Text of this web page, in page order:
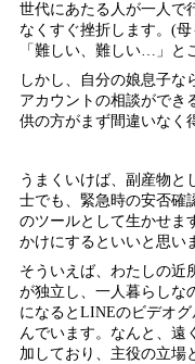
世代にあたる人が一人で
なくすぐ挫折します。(母
「難しい、難しい…」と
しかし、自分の娘息子な
アカウントの相談ができ
供の方がまず間違いなく
うまくいけば、副産物と
士でも、緊急時の安否確
のツールとして生かせま
かけにするといいと思い
そういえば、わたしの近
が独立し、一人暮らしな
になるとLINEのビデオ
んでいます。なんと、遠
加しており、主役の立場